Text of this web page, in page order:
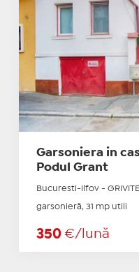
Garsoniera in
Podul Grant
Bucuresti-Ilfov -
garsonieră, 31 mp utili
350 €/lună